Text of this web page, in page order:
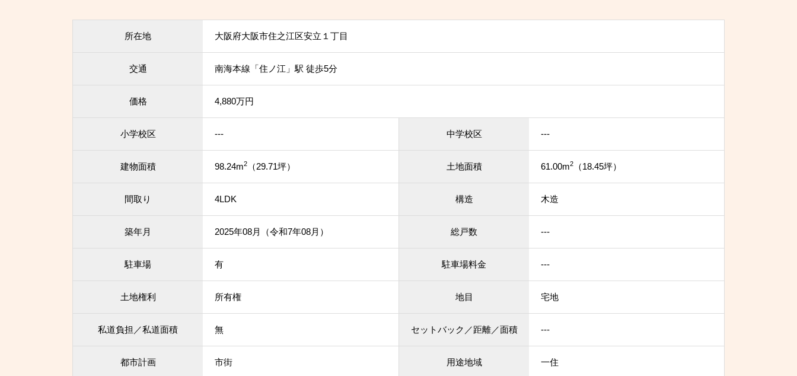
所在地 大阪府大阪市住之江区安立１丁目
交通 南海本線「住ノ江」駅 徒歩5分
価格 4,880万円
小学校区 --- 中学校区 ---
建物面積 98.24m2 （29.71坪） 土地面積 61.00m2 （18.45坪）
間取り 4LDK 構造 木造
築年月 2025年08月（令和7年08月） 総戸数 ---
駐車場 有 駐車場料金 ---
土地権利 所有権 地目 宅地
私道負担／私道面積 無 セットバック／距離／面積 ---
都市計画 市街 用途地域 一住